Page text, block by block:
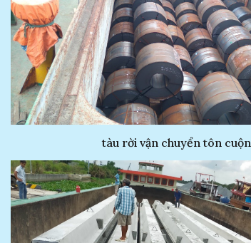
tàu rời vận chuyển tôn cuộn